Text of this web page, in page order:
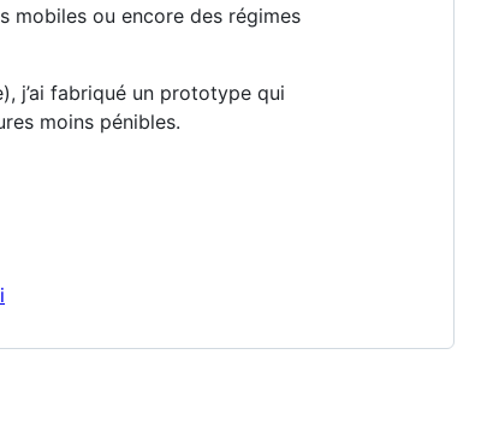
mobiles ou encore des régimes
j’ai fabriqué un prototype qui
moins pénibles.